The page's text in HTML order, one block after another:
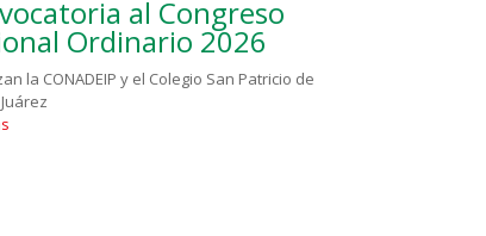
al Congreso
Ordinario 2026
la CONADEIP y el Colegio San Patricio de